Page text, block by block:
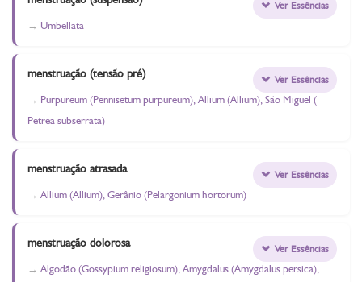
Umbellata
Ver Essências
menstruação (tensão pré)
Purpureum (Pennisetum purpureum), Allium (Allium), São Miguel (
Petrea subserrata)
Ver Essências
menstruação atrasada
Allium (Allium), Gerânio (Pelargonium hortorum)
Ver Essências
menstruação dolorosa
Algodão (Gossypium religiosum), Amygdalus (Amygdalus persica),
Ver Essências